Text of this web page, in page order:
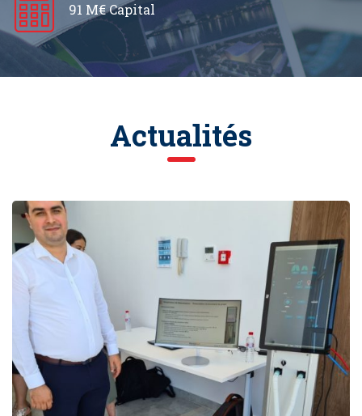
91 M€ Capital
Actualités